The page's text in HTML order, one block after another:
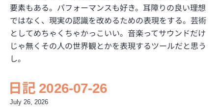
要素もある。パフォーマンスも好き。耳障りの良い理想
ではなく、現実の認識を改めるための表現をする。芸術
としてめちゃくちゃかっこいい。音楽ってサウンドだけ
じゃ無くその人の世界観とかを表現するツールだと思う
し。
日記 2026-07-26
July 26, 2026